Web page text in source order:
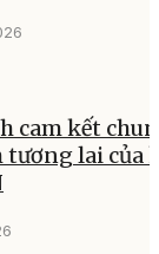
cam kết
tương lai của